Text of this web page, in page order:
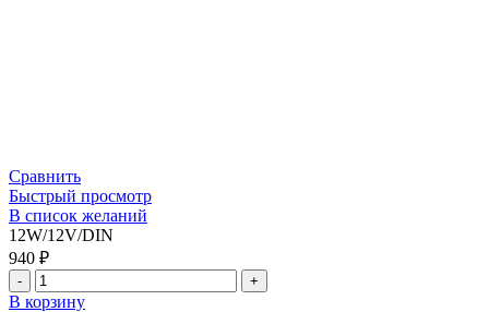
Сравнить
Быстрый просмотр
В список желаний
12W/12V/DIN
940 ₽
В корзину